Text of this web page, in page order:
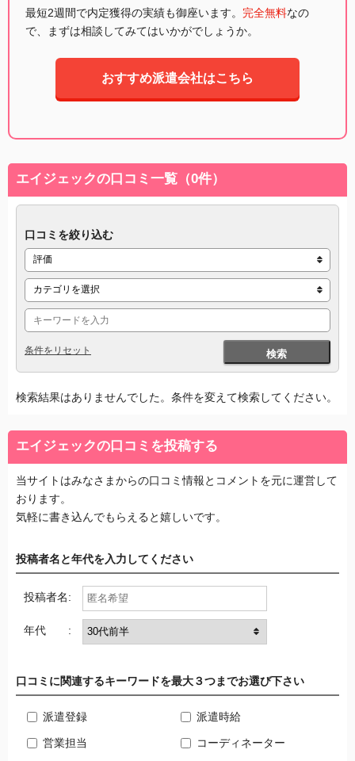
最短2週間で内定獲得の実績も御座います。 完全無料なの
で、まずは相談してみてはいかがでしょうか。
おすすめ派遣会社はこちら
エイジェックの口コミ一覧（0件）
口コミを絞り込む
検索
条件をリセット
検索結果はありませんでした。条件を変えて検索してください。
エイジェックの口コミを投稿する
当サイトはみなさまからの口コミ情報とコメントを元に運営して
おります。
気軽に書き込んでもらえると嬉しいです。
投稿者名と年代を入力してください
投稿者名:
年代 :
口コミに関連するキーワードを最大３つまでお選び下さい
派遣登録 派遣時給
営業担当 コーディネーター